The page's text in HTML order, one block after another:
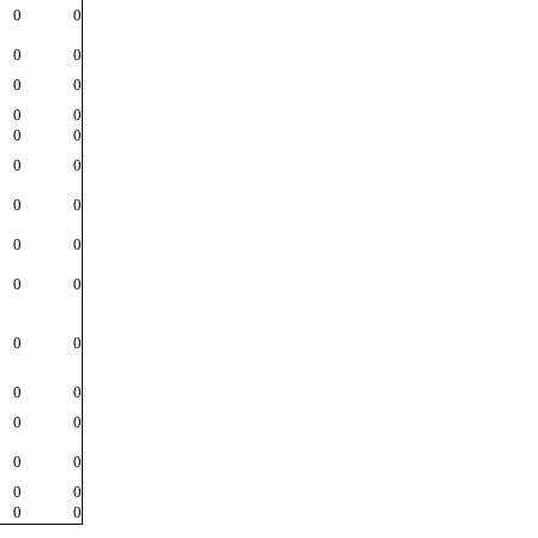
0 0
0
0
0
0
0
0
0
0
0
0
0
0
0
0
0
0
0 0
0
0
0
0
0
0
0
0
0
0